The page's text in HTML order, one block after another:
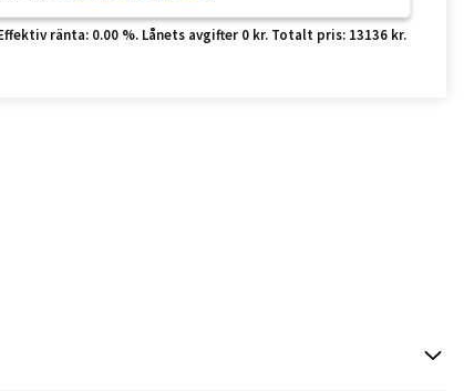
ränta: 0.00 %. Lånets avgifter 0 kr. Totalt pris: 13136 kr.